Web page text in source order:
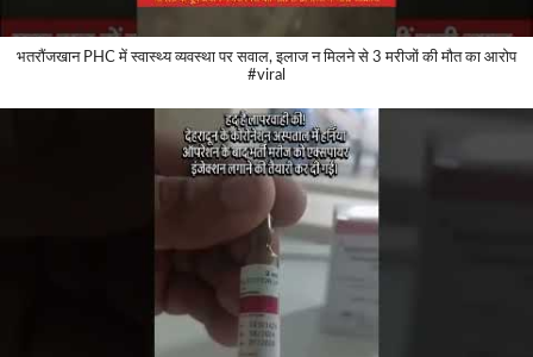
भतरौंजखान PHC में स्वास्थ्य व्यवस्था पर सवाल, इलाज न मिलने से 3 मरीजों की मौत का आरोप
#viral